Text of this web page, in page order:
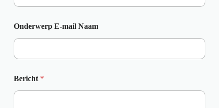
Onderwerp E-mail Naam
Bericht *